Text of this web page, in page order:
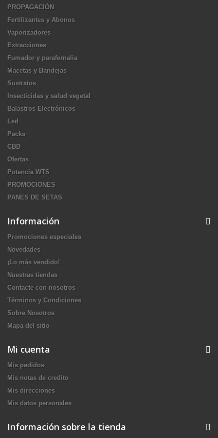
PROPAGACIÓN
Fertilizantes y Abonos
Vaporizadores
Extracciones
Fumador y parafernalia
Macetas y Bandejas
Sustratos
Insecticidas y salud vegetal
Balastros Electrónicos
Led
Packs
CBD
Ofertas
Potencia WTS
PROMOCIONES
PANES DE SETAS
Información
Promociones especiales
Novedades
¡Lo más vendido!
Nuestras tiendas
Contacte con nosotros
Términos y Condiciones
Sobre Nosotros
Mapa del sitio
Mi cuenta
Mis pedidos
Mis notas de credito
Mis direcciones
Mis datos personales
Información sobre la tienda